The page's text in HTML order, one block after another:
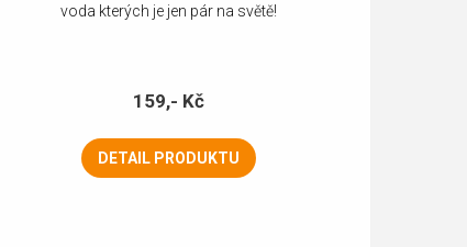
voda kterých je jen pár na světě!
159,- Kč
DETAIL PRODUKTU